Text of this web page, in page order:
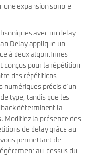
une expansion sonore
avec un delay
Delay applique un
à deux algorithmes
conçus pour la répétition
des répétitions
numériques précis d’un
type, tandis que les
déterminent la
Modifiez la présence des
de delay grâce au
permettant de
au-dessus du